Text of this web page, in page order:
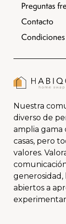
Preguntas
Contacto
Nuestra
diverso de
amplia gama
casas, pero
valores.
generosidad,
abiertos a